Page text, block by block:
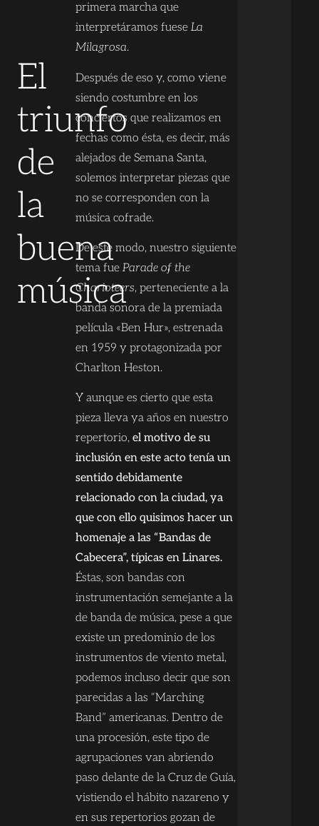
El
triunfo
de
la
buena
música
primera marcha que
interpretáramos fueseLa
Milagrosa.
Después de eso y, como viene
siendo costumbre en los
conciertos que realizamos en
fechas como ésta, es decir, más
alejados de Semana Santa,
solemos interpretar piezas que
no se corresponden con la
música cofrade.
De este modo, nuestro siguiente
tema fueParade of the
Charioteers, perteneciente a la
banda sonora de la premiada
película «Ben Hur», estrenada
en 1959 y protagonizada por
Charlton Heston.
Y aunque es cierto que esta
pieza lleva ya años en nuestro
repertorio,el motivo de su
inclusión en este acto tenía un
sentido debidamente
relacionado con la ciudad, ya
que con ello quisimos hacer un
homenaje a las “Bandas de
Cabecera”, típicas en Linares.
Éstas, son bandas con
instrumentación semejante a la
de banda de música, pese a que
existe un predominio de los
instrumentos de viento metal,
podemos incluso decir que son
parecidas a las “Marching
Band” americanas. Dentro de
una procesión, este tipo de
agrupaciones van abriendo
paso delante de la Cruz de Guía,
vistiendo el hábito nazareno y
en sus repertorios gozan de